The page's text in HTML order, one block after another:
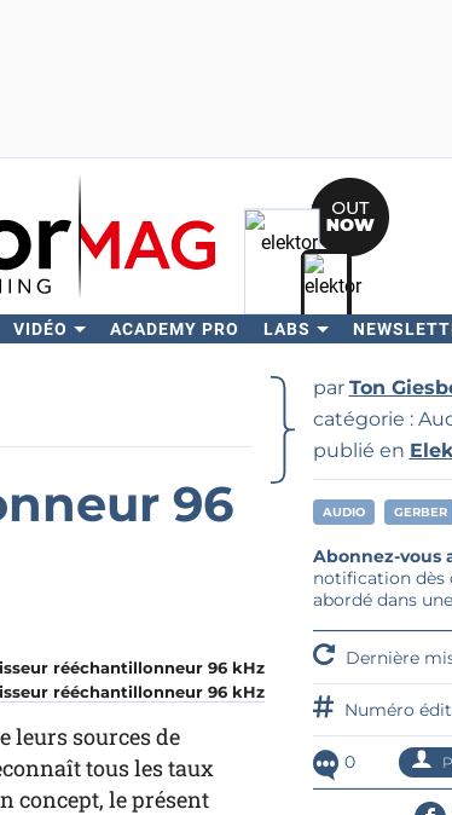
VIDÉO ACADEMY PRO LABS
Rechercher
96
rééchantillonneur 96 kHz
leurs sources de
tous les taux
concept, le présent
par Ton
catégorie :
publié en
AUDIO GERBER
Abonnez-vous
notification dès
abordé dans
Dernière
Numéro
0